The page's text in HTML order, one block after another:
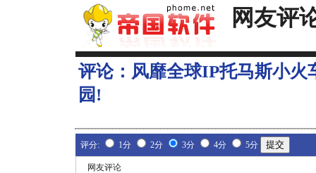
网友评
评论： 风靡全球IP托马斯小火
园!
评分: 1分 2分 3分 4分 5分
网友评论